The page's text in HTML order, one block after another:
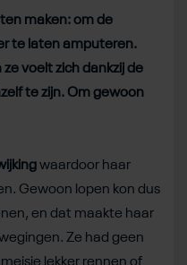
maken: om de
te laten amputeren.
voelt zich dankzij de
te zijn. Om gewoon
waardoor haar
Gewoon lopen kon dus
en dat maakte haar
Ze had geen